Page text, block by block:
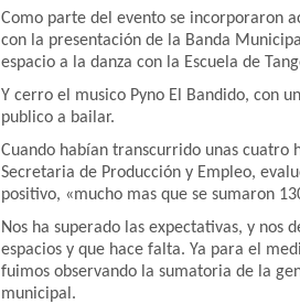
Como parte del evento se incorporaron
con la presentación de la Banda
espacio a la danza con la Escuela de
Y cerro el musico Pyno El Bandido, con
publico a bailar.
Cuando habían transcurrido unas cuatro
Secretaria de Producción y Empleo,
positivo, «mucho mas que se sumaron
Nos ha superado las expectativas, y nos
espacios y que hace falta. Ya para el
fuimos observando la sumatoria de la
municipal.